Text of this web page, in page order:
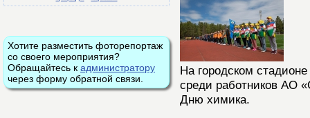
Хотите разместить фоторепортаж
со своего мероприятия?
Обращайтесь к администратору
через форму обратной связи.
На городском
среди работников АО
Дню химика.